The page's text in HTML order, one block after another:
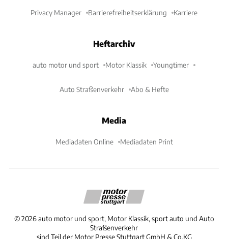
Privacy Manager Barrierefreiheitserklärung Karriere
Heftarchiv
auto motor und sport Motor Klassik Youngtimer
Auto Straßenverkehr Abo & Hefte
Media
Mediadaten Online Mediadaten Print
©2026 auto motor und sport, Motor Klassik, sport auto und Auto
Straßenverkehr
sind Teil der Motor Presse Stuttgart GmbH & Co.KG